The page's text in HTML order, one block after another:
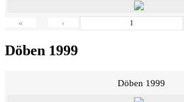
« ‹
Döben 1999
Döben 1999